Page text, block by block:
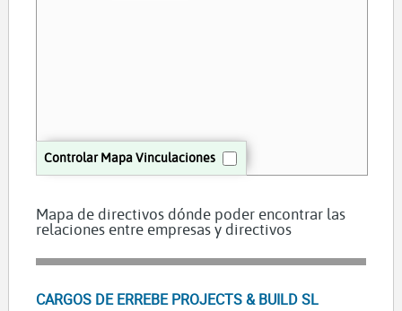
Controlar Mapa Vinculaciones
Mapa de directivos dónde poder encontrar las
relaciones entre empresas y directivos
CARGOS DE ERREBE PROJECTS & BUILD SL